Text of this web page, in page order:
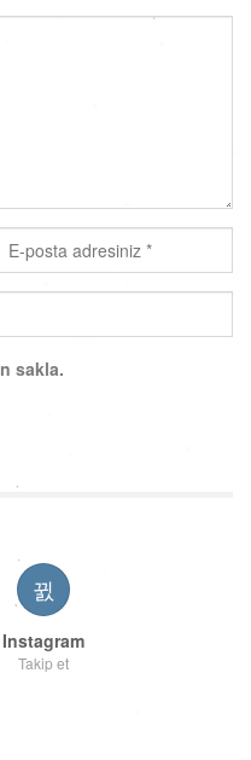
sakla.
Instagram
Takip et